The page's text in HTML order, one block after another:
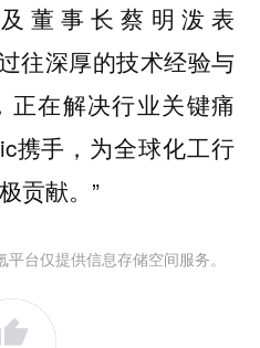
董事长蔡明泼表
往深厚的技术经验与
正在解决行业关键痛
携手，为全球化工行
贡献。”
台仅提供信息存储空间服务。